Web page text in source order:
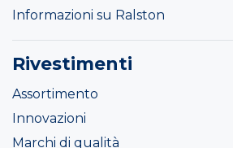
Informazioni su Ralston
Rivestimenti
Assortimento
Innovazioni
Marchi di qualità